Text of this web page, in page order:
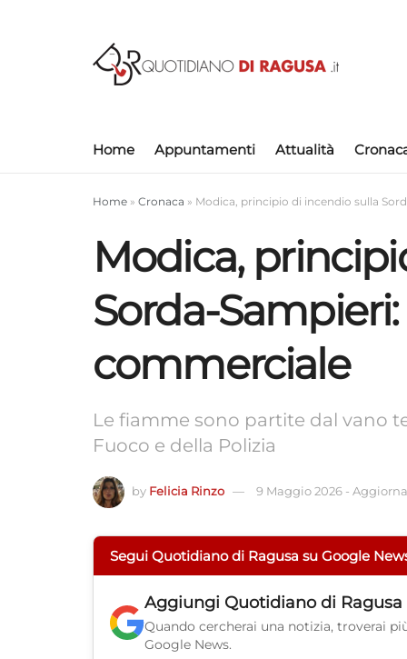
Home Appuntamenti Attualità
Home » Cronaca » Modica, principio di incendio sulla
Modica,
Sorda-
commerciale
Le fiamme sono partite dal vano
Fuoco e della Polizia
by Felicia Rinzo 9 Maggio 2026 -
Segui Quotidiano di Ragusa su Google
Aggiungi Quotidiano di Ragusa
Quando cercherai una notizia, troverai
Google News.